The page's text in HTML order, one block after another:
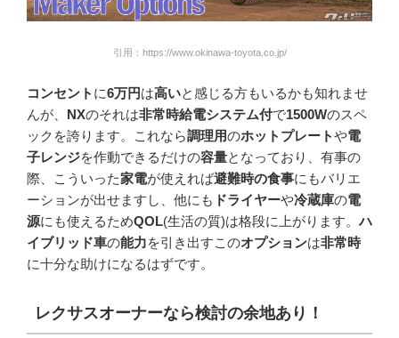
引用：https://www.okinawa-toyota.co.jp/
コンセント に6万円は高いと感じる方もいるかも知れませ
んが、 NXのそれは非常時給電システム付で1500Wのスペ
ックを誇ります。これなら調理用のホットプレートや電
子レンジを作動できるだけの容量となっており、有事の
際、こういった家電が使えれば避難時の食事にもバリエ
ーションが出せますし、他にも ドライヤーや冷蔵庫の電
源にも使えるためQOL(生活の質)は格段に上がります。ハ
イブリッド車の能力を引き出すこのオプションは非常時
に十分な助けになるはずです。
レクサスオーナーなら検討の余地あり！